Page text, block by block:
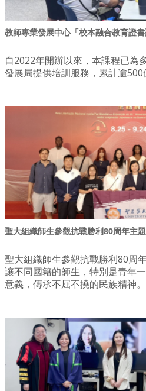
教師專業發展中心「校本融合教育證
自2022年開辦以來，本課程已為
發展局提供培訓服務，累計逾500
聖大組織師生參觀抗戰勝利80周年主
聖大組織師生參觀抗戰勝利80周
讓不同國籍的師生，特別是青年
意義，傳承不屈不撓的民族精神。